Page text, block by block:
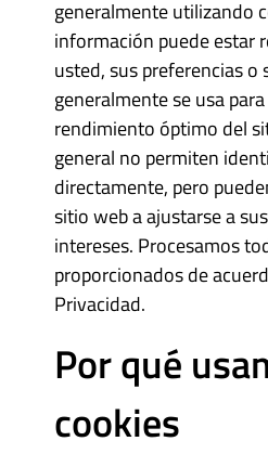
generalmente utilizando
información puede estar
usted, sus preferencias o
generalmente se usa
rendimiento óptimo del
general no permiten
directamente, pero
sitio web a ajustarse a
intereses. Procesamos
proporcionados de
Privacidad.
Por qué
cookies